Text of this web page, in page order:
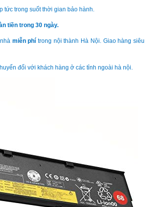
tức trong suốt thời gian bảo hành.
tiền trong 30 ngày.
miễn phí trong nội thành Hà Nội. Giao hàng siêu
đối với khách hàng ở các tỉnh ngoài hà nội.